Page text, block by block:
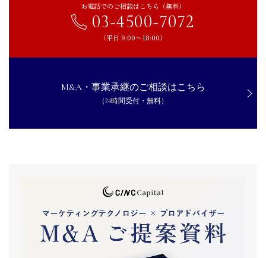
お電話でのご相談はこちら（無料）
03-4500-7072
（平日 9:00〜18:00）
M&A・事業承継のご相談はこちら
（24時間受付・無料）